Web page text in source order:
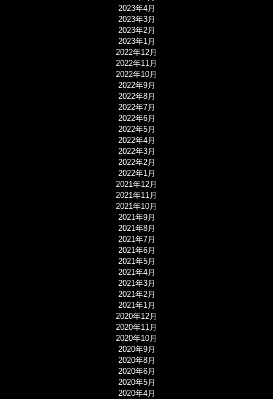
2023年4月
2023年3月
2023年2月
2023年1月
2022年12月
2022年11月
2022年10月
2022年9月
2022年8月
2022年7月
2022年6月
2022年5月
2022年4月
2022年3月
2022年2月
2022年1月
2021年12月
2021年11月
2021年10月
2021年9月
2021年8月
2021年7月
2021年6月
2021年5月
2021年4月
2021年3月
2021年2月
2021年1月
2020年12月
2020年11月
2020年10月
2020年9月
2020年8月
2020年6月
2020年5月
2020年4月